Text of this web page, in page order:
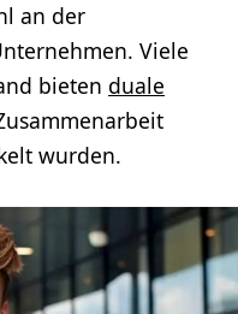
an der
Viele
bieten duale
wurden.